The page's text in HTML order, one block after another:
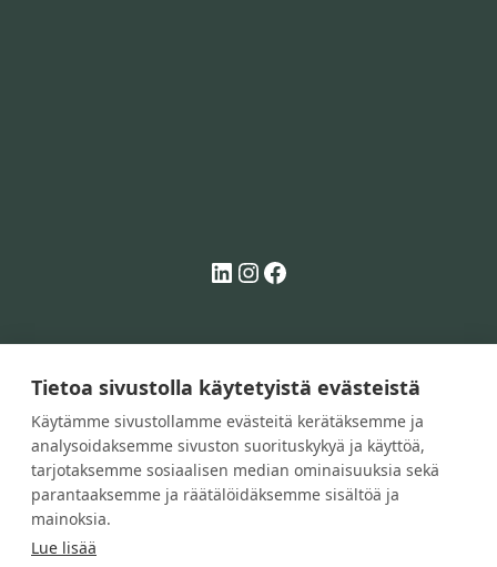
Tietoa sivustolla käytetyistä evästeistä
Käytämme sivustollamme evästeitä kerätäksemme ja
analysoidaksemme sivuston suorituskykyä ja käyttöä,
tarjotaksemme sosiaalisen median ominaisuuksia sekä
parantaaksemme ja räätälöidäksemme sisältöä ja
mainoksia.
Lue lisää
LinkedIn Instagram Facebook
PROMODULES OY
Y-tunnus: 1832577-8
Copyright © ProModules Oy